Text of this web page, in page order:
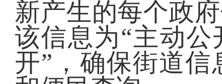
新产生的每个政
该信息为“主动公
开”，确保街道